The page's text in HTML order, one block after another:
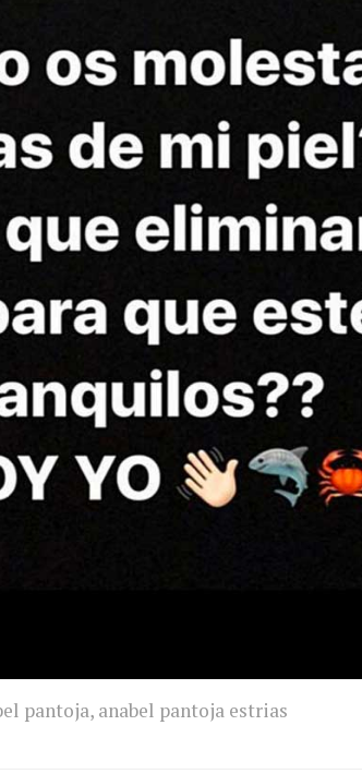
pantoja, anabel pantoja estrias